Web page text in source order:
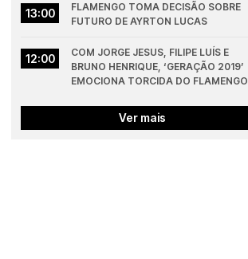
13:00
FLAMENGO TOMA DECISÃO SOBRE
FUTURO DE AYRTON LUCAS
12:00
COM JORGE JESUS, FILIPE LUÍS E
BRUNO HENRIQUE, ‘GERAÇÃO 2019’
EMOCIONA TORCIDA DO FLAMENGO
Ver mais